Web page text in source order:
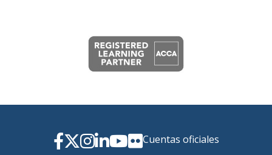
Cuentas oficiales